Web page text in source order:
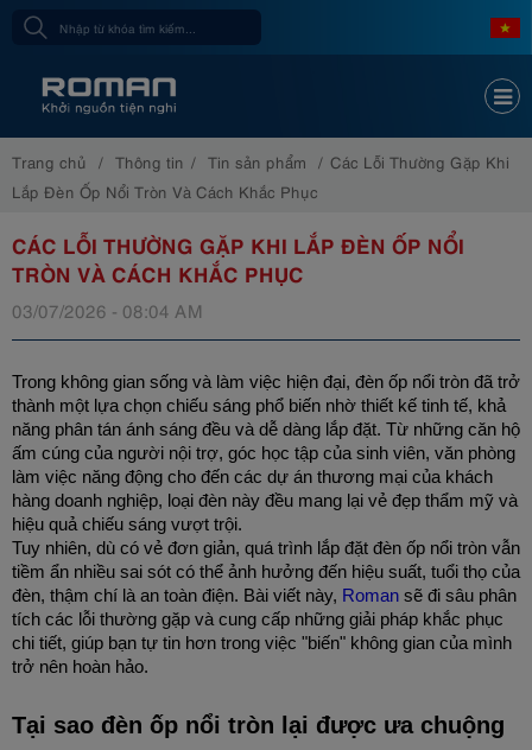
Trang chủ Thông tin Tin sản phẩm
Các Lỗi Thường Gặp Khi
Lắp Đèn Ốp Nổi Tròn Và Cách Khắc Phục
CÁC LỖI THƯỜNG GẶP KHI LẮP ĐÈN ỐP NỔI
TRÒN VÀ CÁCH KHẮC PHỤC
03/07/2026 - 08:04 AM
Trong không gian sống và làm việc hiện đại, đèn ốp nổi tròn đã trở
thành một lựa chọn chiếu sáng phổ biến nhờ thiết kế tinh tế, khả
năng phân tán ánh sáng đều và dễ dàng lắp đặt. Từ những căn hộ
ấm cúng của người nội trợ, góc học tập của sinh viên, văn phòng
làm việc năng động cho đến các dự án thương mại của khách
hàng doanh nghiệp, loại đèn này đều mang lại vẻ đẹp thẩm mỹ và
hiệu quả chiếu sáng vượt trội.
Tuy nhiên, dù có vẻ đơn giản, quá trình lắp đặt đèn ốp nổi tròn vẫn
tiềm ẩn nhiều sai sót có thể ảnh hưởng đến hiệu suất, tuổi thọ của
đèn, thậm chí là an toàn điện. Bài viết này, Roman sẽ đi sâu phân
tích các lỗi thường gặp và cung cấp những giải pháp khắc phục
chi tiết, giúp bạn tự tin hơn trong việc "biến" không gian của mình
trở nên hoàn hảo.
Tại sao đèn ốp nổi tròn lại được ưa chuộng